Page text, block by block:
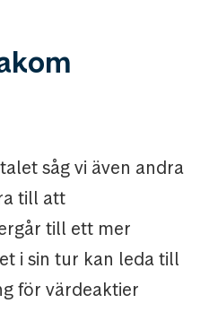
såg vi även andra
till att
till ett mer
i sin tur kan leda till
för värdeaktier